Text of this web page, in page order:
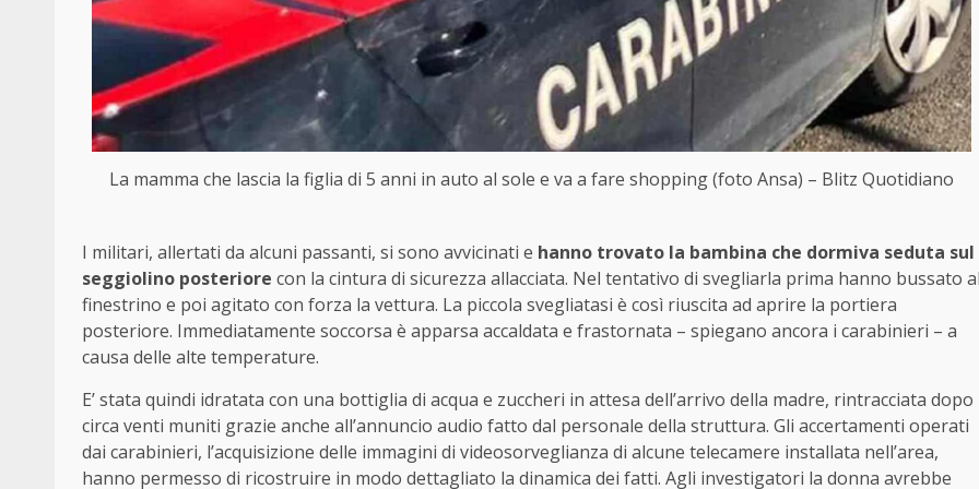
La mamma che lascia la figlia di 5 anni in auto al sole e va a fare shopping (foto Ansa) – Blitz Quotidiano
I militari, allertati da alcuni passanti, si sono avvicinati e hanno trovato la bambina che dormiva seduta sul
seggiolino posteriore con la cintura di sicurezza allacciata. Nel tentativo di svegliarla prima hanno bussato
finestrino e poi agitato con forza la vettura. La piccola svegliatasi è così riuscita ad aprire la portiera
posteriore. Immediatamente soccorsa è apparsa accaldata e frastornata – spiegano ancora i carabinieri – a
causa delle alte temperature.
E’ stata quindi idratata con una bottiglia di acqua e zuccheri in attesa dell’arrivo della madre, rintracciata dopo
circa venti muniti grazie anche all’annuncio audio fatto dal personale della struttura. Gli accertamenti operati
dai carabinieri, l’acquisizione delle immagini di videosorveglianza di alcune telecamere installata nell’area,
hanno permesso di ricostruire in modo dettagliato la dinamica dei fatti. Agli investigatori la donna avrebbe